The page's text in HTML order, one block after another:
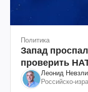
Политика
Запад
проверить
Леонид
Российско-